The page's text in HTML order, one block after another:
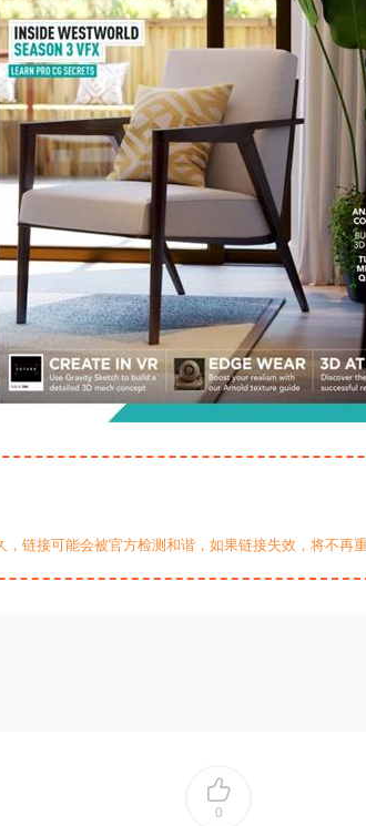
链接可能会被官方检测和谐，如果链接失效，将不再
0